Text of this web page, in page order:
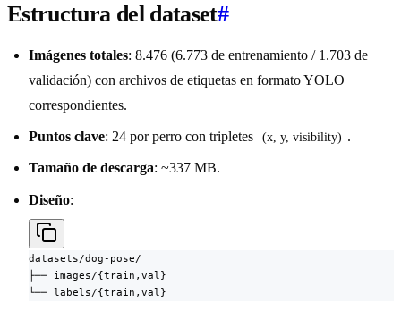
Estructura del dataset#
Imágenes totales: 8.476 (6.773 de entrenamiento / 1.703 de
validación) con archivos de etiquetas en formato YOLO
correspondientes.
Puntos clave: 24 por perro con tripletes (x, y, visibility) .
Tamaño de descarga: ~337 MB.
Diseño:
datasets/dog-pose/
├── images/{train,val}
└── labels/{train,val}